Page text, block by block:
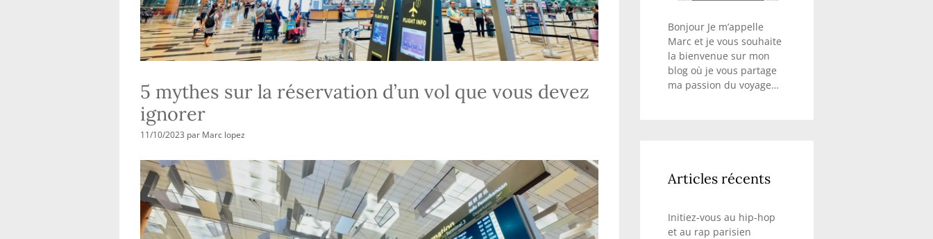
5 mythes sur la réservation d’un vol que vous devez
ignorer
11/10/2023 par Marc lopez
Bonjour Je m’appelle
Marc et je vous souhaite
la bienvenue sur mon
blog où je vous partage
ma passion du voyage…
Articles récents
Initiez-vous au hip-hop
et au rap parisien